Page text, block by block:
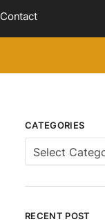
Contact
CATEGORIES
Categories
RECENT POST